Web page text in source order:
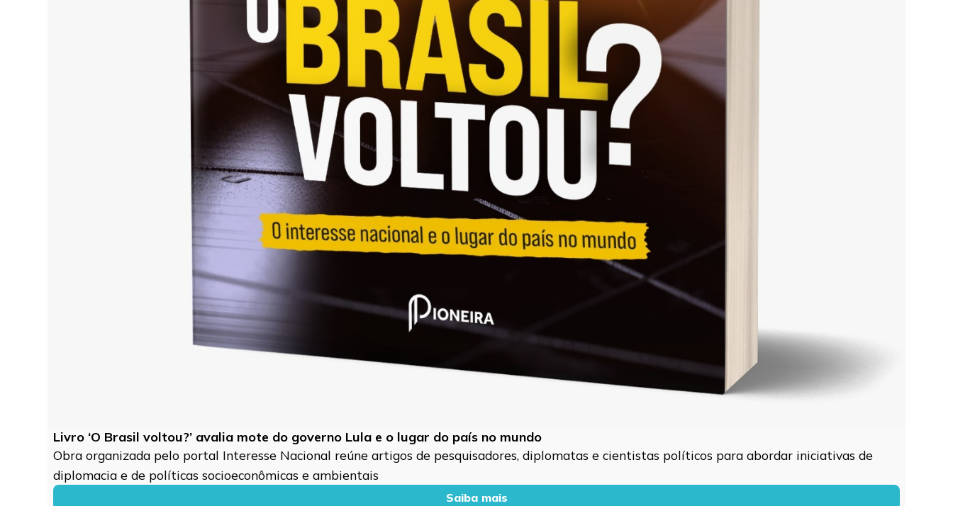
Livro ‘O Brasil voltou?’ avalia mote do governo Lula e o lugar do país no mundo
Obra organizada pelo portal Interesse Nacional reúne artigos de pesquisadores, diplomatas e cientistas políticos para abordar iniciativas de
diplomacia e de políticas socioeconômicas e ambientais
Saiba mais